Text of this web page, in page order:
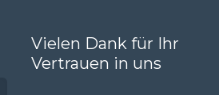
Vielen Dank für Ihr
Vertrauen in uns